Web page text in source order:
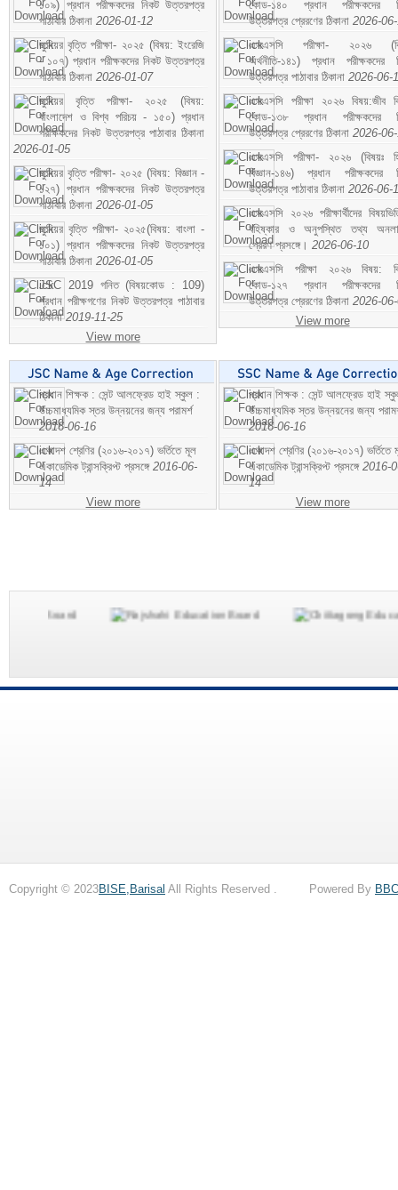
১০৯) প্রধান পরীক্ষকদের নিকট উত্তরপত্র
পাঠাবার ঠিকানা 2026-01-12
জুনিয়র বৃত্তি পরীক্ষা- ২০২৫ (বিষয়: ইংরেজি
- ১০৭) প্রধান পরীক্ষকদের নিকট উত্তরপত্র
পাঠাবার ঠিকানা 2026-01-07
জুনিয়র বৃত্তি পরীক্ষা- ২০২৫ (বিষয়:
বাংলাদেশ ও বিশ্ব পরিচয় - ১৫০) প্রধান
পরীক্ষকদের নিকট উত্তরপত্র পাঠাবার ঠিকানা
2026-01-05
জুনিয়র বৃত্তি পরীক্ষা- ২০২৫ (বিষয়: বিজ্ঞান -
১২৭) প্রধান পরীক্ষকদের নিকট উত্তরপত্র
পাঠাবার ঠিকানা 2026-01-05
জুনিয়র বৃত্তি পরীক্ষা- ২০২৫(বিষয়: বাংলা -
১০১) প্রধান পরীক্ষকদের নিকট উত্তরপত্র
পাঠাবার ঠিকানা 2026-01-05
JSC 2019 গনিত (বিষয়কোড : 109)
প্রধান পরীক্ষগণের নিকট উত্তরপত্র পাঠাবার
ঠিকানা2019-11-25
View more
কোড-১৪০ প্রধান পরীক্ষকদের
উত্তরপত্র প্রেরণের ঠিকানা 2026-
এসএসসি পরীক্ষা- ২০২৬
অর্থনীতি-১৪১) প্রধান পরীক্ষকদের
উত্তরপত্র পাঠাবার ঠিকানা 2026-06-
এসএসসি পরীক্ষা ২০২৬ বিষয়:জীব
কোড-১৩৮ প্রধান পরীক্ষকদের
উত্তরপত্র প্রেরণের ঠিকানা 2026-
এসএসসি পরীক্ষা- ২০২৬ (বিষয়ঃ
বিজ্ঞান-১৪৬) প্রধান পরীক্ষকদের
উত্তরপত্র পাঠাবার ঠিকানা 2026-06-
এসএসসি ২০২৬ পরীক্ষার্থীদের
বহিষ্কার ও অনুপস্থিত তথ্য
প্রেরণ প্রসঙ্গে। 2026-06-10
এসএসসি পরীক্ষা ২০২৬ বিষয়:
কোড-১২৭ প্রধান পরীক্ষকদের
উত্তরপত্র প্রেরণের ঠিকানা 2026-
View more
প্রধান শিক্ষক : সেন্ট আলফ্রেড হাই স্কুল :
উচ্চমাধ্যমিক স্তর উন্নয়নের জন্য পরামর্শ
2016-06-16
একাদশ শ্রেণির (২০১৬-২০১৭) ভর্তিতে মূল
একাডেমিক ট্রান্সক্রিপ্ট প্রসঙ্গে 2016-06-
14
View more
প্রধান শিক্ষক : সেন্ট আলফ্রেড হাই
উচ্চমাধ্যমিক স্তর উন্নয়নের জন্য
2016-06-16
একাদশ শ্রেণির (২০১৬-২০১৭) ভর্তিতে
একাডেমিক ট্রান্সক্রিপ্ট প্রসঙ্গে 2016-
14
View more
Copyright © 2023BISE,Barisal All Rights Reserved . Powered By